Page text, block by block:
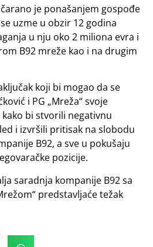
je ponašanjem gospođe
uzme u obzir 12 godina
u nju oko 2 miliona evra i
B92 mreže kao i na drugim
koji bi mogao da se
i PG „Mreža“ svoje
bi stvorili negativnu
i izvršili pritisak na slobodu
B92, a sve u pokušaju
pozicije.
saradnja kompanije B92 sa
predstavljaće težak